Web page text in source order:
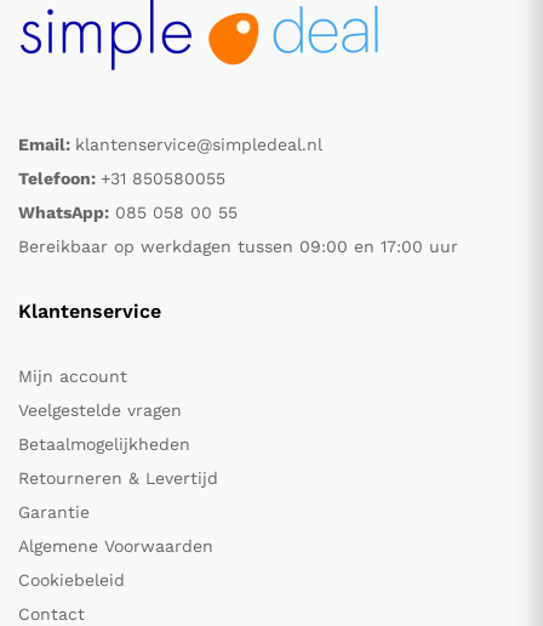
Email: klantenservice@simpledeal.nl
Telefoon: +31 850580055
WhatsApp: 085 058 00 55
Bereikbaar op werkdagen tussen 09:00 en 17:00 uur
Klantenservice
Mijn account
Veelgestelde vragen
Betaalmogelijkheden
Retourneren & Levertijd
Garantie
Algemene Voorwaarden
Cookiebeleid
Contact